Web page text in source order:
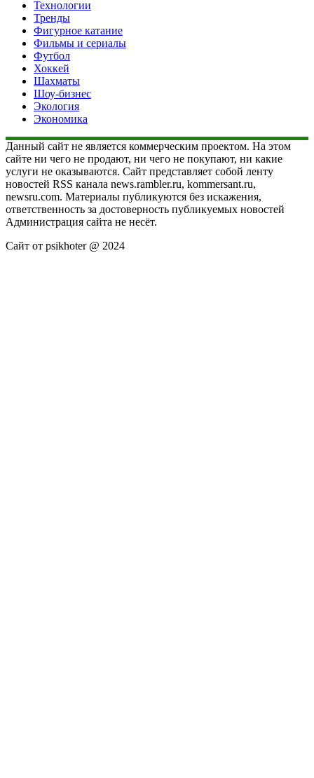
Технологии
Тренды
Фигурное катание
Фильмы и сериалы
Футбол
Хоккей
Шахматы
Шоу-бизнес
Экология
Экономика
Данный сайт не является коммерческим проектом. На этом
сайте ни чего не продают, ни чего не покупают, ни какие
услуги не оказываются. Сайт представляет собой ленту
новостей RSS канала news.rambler.ru, kommersant.ru,
newsru.com. Материалы публикуются без искажения,
ответственность за достоверность публикуемых новостей
Администрация сайта не несёт.
Сайт от psikhoter @ 2024